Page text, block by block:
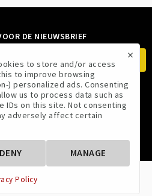
DE NIEUWSBRIEF
ONS
PRIVACYBELEID
×
to store and/or access
to improve browsing
) personalized ads. Consenting
us to process data such as
IDs on this site. Not consenting
adversely affect certain
DENY MANAGE
Policy